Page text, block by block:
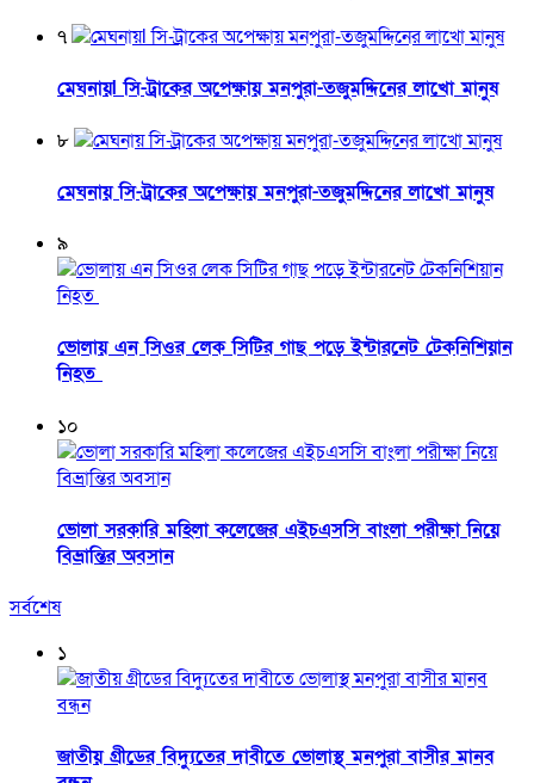
৭
মেঘনায়l সি-ট্রাকের অপেক্ষায় মনপুরা-তজুমদ্দিনের লাখো মানুষ
৮
মেঘনায় সি-ট্রাকের অপেক্ষায় মনপুরা-তজুমদ্দিনের লাখো মানুষ
৯
ভোলায় এন সিওর লেক সিটির গাছ পড়ে ইন্টারনেট টেকনিশিয়ান
নিহত
১০
ভোলা সরকারি মহিলা কলেজের এইচএসসি বাংলা পরীক্ষা নিয়ে
বিভ্রান্তির অবসান
সর্বশেষ
১
জাতীয় গ্রীডের বিদ্যুতের দাবীতে ভোলাস্থ মনপুরা বাসীর মানব